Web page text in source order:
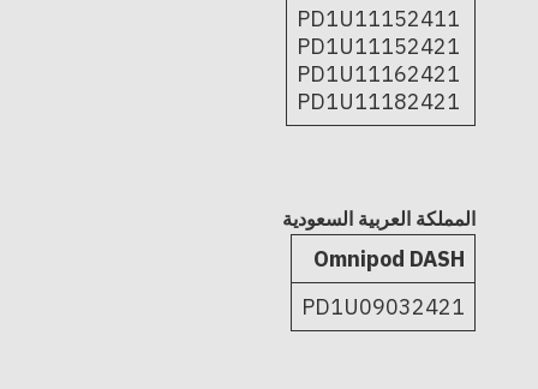
PD1U11152411
PD1U11152421
PD1U11162421
PD1U11182421
المملكة العربية السعودية
Omnipod DASH
PD1U09032421